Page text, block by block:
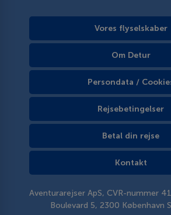
Vores flyselskaber
Om Detur
Persondata /
Rejsebetingelser
Betal din rejse
Kontakt
Aventurarejser ApS, CVR-nummer
Boulevard 5, 2300 København